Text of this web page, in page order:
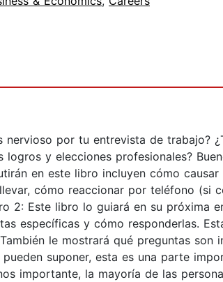
por tu entrevista de trabajo?
y elecciones profesionales?
en este libro incluyen cómo causar
cómo reaccionar por teléfono (si
Este libro lo guiará en su próxima
específicas y cómo responderlas.
le mostrará qué preguntas son
suponer, esta es una parte
importante, la mayoría de las